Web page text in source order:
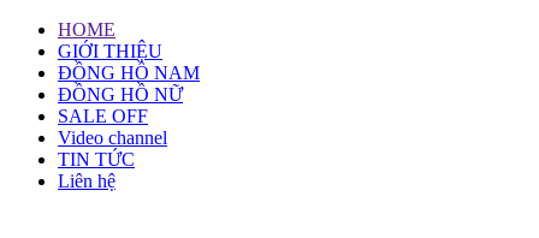
HOME
GIỚI THIỆU
ĐỒNG HỒ NAM
ĐỒNG HỒ NỮ
SALE OFF
Video channel
TIN TỨC
Liên hệ